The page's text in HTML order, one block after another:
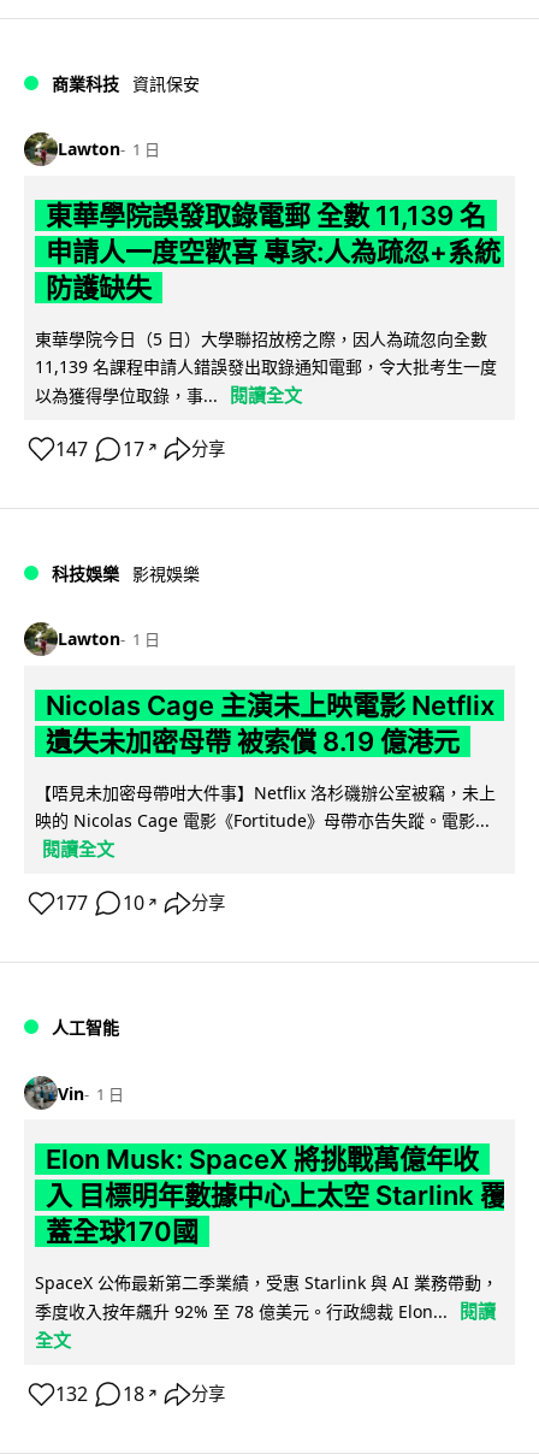
商業科技 資訊保安
Lawton 1 日
東華學院誤發取錄電郵 全數 11,139 名
申請人一度空歡喜 專家:人為疏忽+系統
防護缺失
東華學院今日（5 日）大學聯招放榜之際，因人為疏忽向全數
11,139 名課程申請人錯誤發出取錄通知電郵，令大批考生一度
以為獲得學位取錄，事...
閱讀全文
147 17 ↗ 分享
科技娛樂 影視娛樂
Lawton 1 日
Nicolas Cage 主演未上映電影 Netflix
遺失未加密母帶 被索償 8.19 億港元
【唔見未加密母帶咁大件事】Netflix 洛杉磯辦公室被竊，未上
映的 Nicolas Cage 電影《Fortitude》母帶亦告失蹤。電影...
閱讀全文
177 10 ↗ 分享
人工智能
Vin 1 日
Elon Musk: SpaceX 將挑戰萬億年收
入 目標明年數據中心上太空 Starlink 覆
蓋全球170國
SpaceX 公佈最新第二季業績，受惠 Starlink 與 AI 業務帶動，
季度收入按年飆升 92% 至 78 億美元。行政總裁 Elon...
閱讀
全文
132 18 ↗ 分享